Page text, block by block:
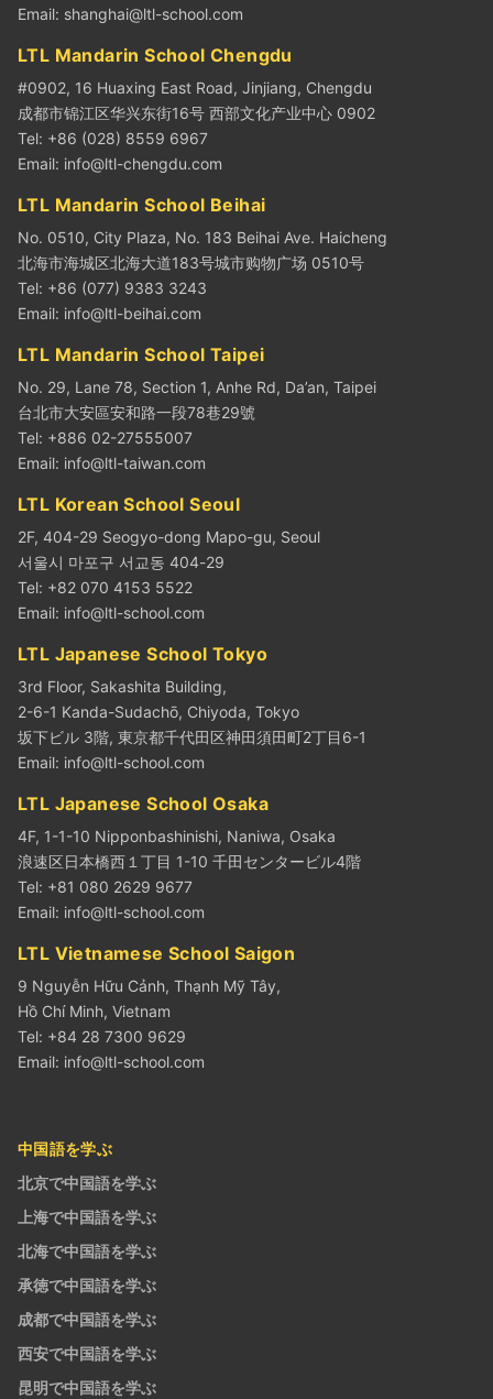
Email: shanghai@ltl-school.com
LTL Mandarin School Chengdu
#0902, 16 Huaxing East Road, Jinjiang, Chengdu
成都市锦江区华兴东街16号 西部文化产业中心 0902
Tel: +86 (028) 8559 6967
Email: info@ltl-chengdu.com
LTL Mandarin School Beihai
No. 0510, City Plaza, No. 183 Beihai Ave. Haicheng
北海市海城区北海大道183号城市购物广场 0510号
Tel: +86 (077) 9383 3243
Email: info@ltl-beihai.com
LTL Mandarin School Taipei
No. 29, Lane 78, Section 1, Anhe Rd, Da’an, Taipei
台北市大安區安和路一段78巷29號
Tel: +886 02-27555007
Email: info@ltl-taiwan.com
LTL Korean School Seoul
2F, 404-29 Seogyo-dong Mapo-gu, Seoul
서울시 마포구 서교동 404-29
Tel: +82 070 4153 5522
Email: info@ltl-school.com
LTL Japanese School Tokyo
3rd Floor, Sakashita Building,
2-6-1 Kanda-Sudachō, Chiyoda, Tokyo
坂下ビル 3階, 東京都千代田区神田須田町2丁目6-1
Email: info@ltl-school.com
LTL Japanese School Osaka
4F, 1-1-10 Nipponbashinishi, Naniwa, Osaka
浪速区日本橋西１丁目 1-10 千田センタービル4階
Tel: +81 080 2629 9677
Email: info@ltl-school.com
LTL Vietnamese School Saigon
9 Nguyễn Hữu Cảnh, Thạnh Mỹ Tây,
Hồ Chí Minh, Vietnam
Tel: +84 28 7300 9629
Email: info@ltl-school.com
中国語を学ぶ
北京で中国語を学ぶ
上海で中国語を学ぶ
北海で中国語を学ぶ
承徳で中国語を学ぶ
成都で中国語を学ぶ
西安で中国語を学ぶ
昆明で中国語を学ぶ